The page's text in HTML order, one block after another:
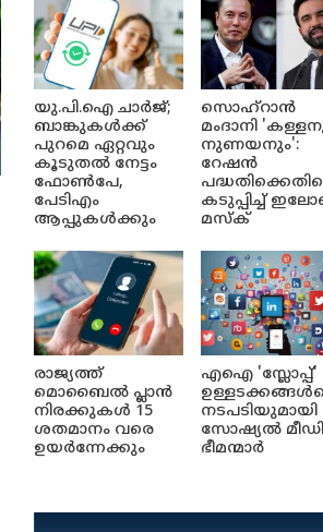
യു.പി.ഐ ചാർജ്;
ബാങ്കുകൾക്ക്
പുറമെ ഏറ്റവും
കൂടുതൽ നേട്ടം
ഫോൺപേ,
പേടിഎം
ആപ്പുകൾക്കും
സൊഹ്റാൻ
മംദാനി
നുണയനും':
റേഷൻ
കടുപ്പിച്ച്
മസ്ക്
രാജ്യത്ത്
മൊബൈൽ പ്ലാൻ
നിരക്കുകൾ 15
ശതമാനം വരെ
ഉയർന്നേക്കും
എഐ 'സ്ലോപ്പ്'
നടപടിയുമായി
സോഷ്യൽ
ഭീമന്മാർ